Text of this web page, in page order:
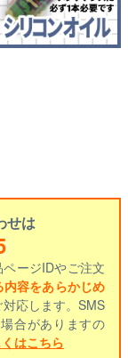
せは
ージIDやご注文
容をあらかじめ
応します。SMS
合がありますの
はこちら